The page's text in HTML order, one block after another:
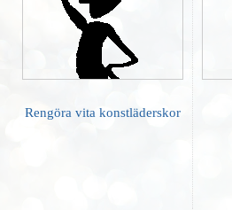
Rengöra vita konstläderskor